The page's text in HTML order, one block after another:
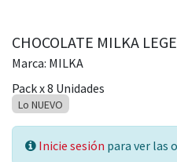
CHOCOLATE MILKA
Marca: MILKA
Packx8 Unidades
Lo NUEVO
Inicie sesión para ver las